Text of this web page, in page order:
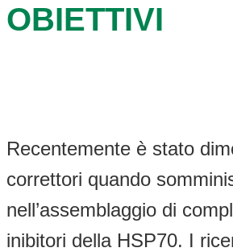
OBIETTIVI
Recentemente è stato
correttori quando
nell’assemblaggio di
inibitori della HSP70. I